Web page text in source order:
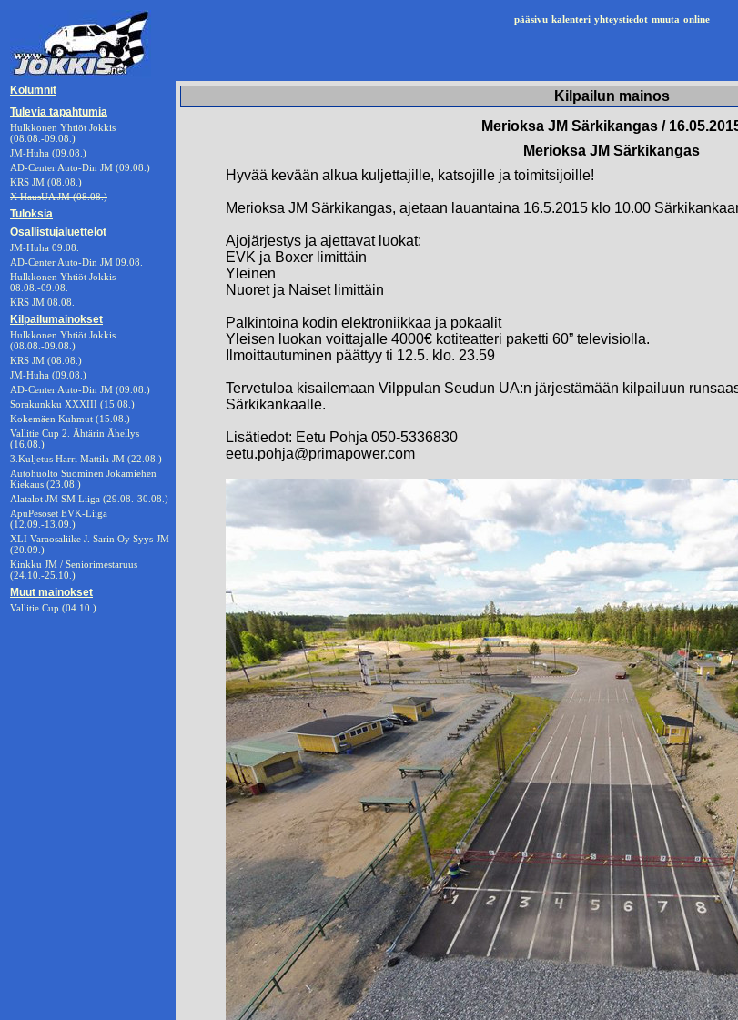
pääsivu kalenteri yhteystiedot muuta online
Kolumnit
Tulevia tapahtumia
Hulkkonen Yhtiöt Jokkis
(08.08.-09.08.)
JM-Huha (09.08.)
AD-Center Auto-Din JM (09.08.)
KRS JM (08.08.)
X HausUA JM (08.08.)
Tuloksia
Osallistujaluettelot
JM-Huha 09.08.
AD-Center Auto-Din JM 09.08.
Hulkkonen Yhtiöt Jokkis
08.08.-09.08.
KRS JM 08.08.
Kilpailumainokset
Hulkkonen Yhtiöt Jokkis
(08.08.-09.08.)
KRS JM (08.08.)
JM-Huha (09.08.)
AD-Center Auto-Din JM (09.08.)
Sorakunkku XXXIII (15.08.)
Kokemäen Kuhmut (15.08.)
Vallitie Cup 2. Ähtärin Ähellys
(16.08.)
3.Kuljetus Harri Mattila JM (22.08.)
Autohuolto Suominen Jokamiehen
Kiekaus (23.08.)
Alatalot JM SM Liiga (29.08.-30.08.)
ApuPesoset EVK-Liiga
(12.09.-13.09.)
XLI Varaosaliike J. Sarin Oy Syys-JM
(20.09.)
Kinkku JM / Seniorimestaruus
(24.10.-25.10.)
Muut mainokset
Vallitie Cup (04.10.)
Kilpailun mainos
Merioksa JM Särkikangas /
Merioksa JM Särkikangas
Hyvää kevään alkua kuljettajille, katsojille ja toimitsijoille!
Merioksa JM Särkikangas, ajetaan lauantaina 16.5.2015 klo 10.00
Ajojärjestys ja ajettavat luokat:
EVK ja Boxer limittäin
Yleinen
Nuoret ja Naiset limittäin
Palkintoina kodin elektroniikkaa ja pokaalit
Yleisen luokan voittajalle 4000€ kotiteatteri paketti 60” televisiolla.
Ilmoittautuminen päättyy ti 12.5. klo. 23.59
Tervetuloa kisailemaan Vilppulan Seudun UA:n järjestämään kilpailuun
Särkikankaalle.
Lisätiedot: Eetu Pohja 050-5336830
eetu.pohja@primapower.com